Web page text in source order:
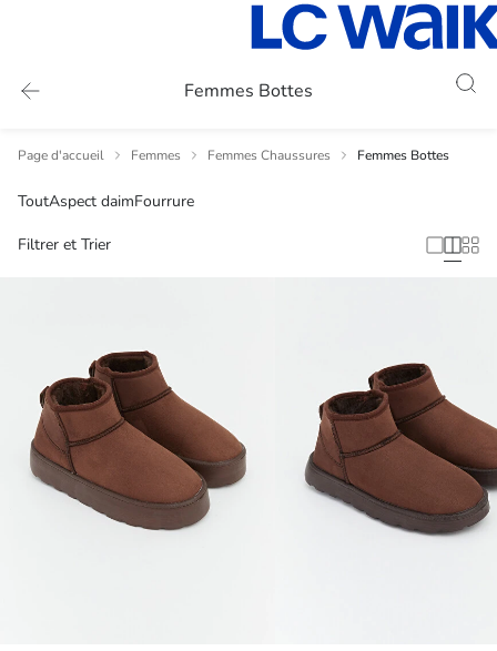
Femmes Bottes
Page d'accueil Femmes Femmes Chaussures Femmes Bottes
ToutAspect daimFourrure
Filtrer et Trier